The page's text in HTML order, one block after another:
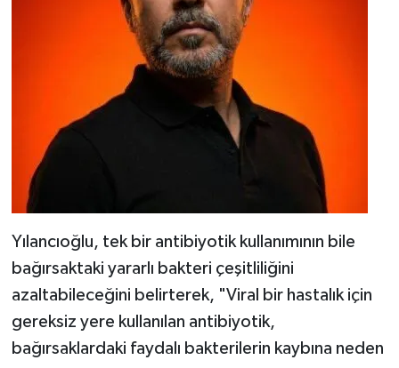
Yılancıoğlu, tek bir antibiyotik kullanımının bile
bağırsaktaki yararlı bakteri çeşitliliğini
azaltabileceğini belirterek, "Viral bir hastalık için
gereksiz yere kullanılan antibiyotik,
bağırsaklardaki faydalı bakterilerin kaybına neden